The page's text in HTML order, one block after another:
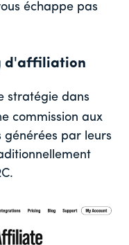
échappe pas
d'affiliation
stratégie dans
commission aux
générées par leurs